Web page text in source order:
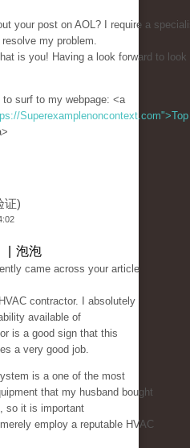
your post on AOL? I require a
resolve my problem.
is you! Having a look forward to look
to surf to my webpage: <a
Superexamplenoncontext.com">Top
证)
| 泡泡
came across your article
contractor. I absolutely
available of
is a good sign that this
a very good job.
is a one of the most
that my husband bought
so it is important
employ a reputable HVAC